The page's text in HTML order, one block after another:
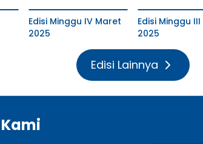
Edisi Minggu IV Maret
2025
Edisi Minggu
2025
Edisi Lainnya